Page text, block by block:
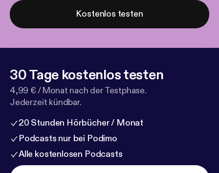
Kostenlos testen
30 Tage kostenlos testen
4,99 € / Monat nach der Testphase.
Jederzeit kündbar.
20 Stunden Hörbücher / Monat
Podcasts nur bei Podimo
Alle kostenlosen Podcasts